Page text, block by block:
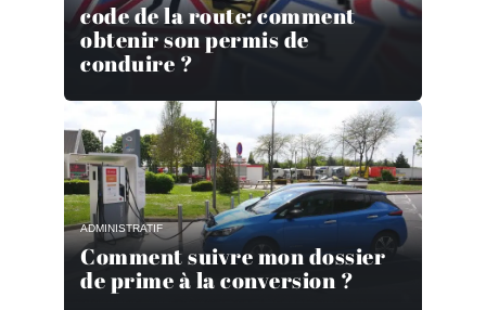
code de la route: comment
obtenir son permis de
conduire ?
ADMINISTRATIF
Comment suivre mon dossier
de prime à la conversion ?